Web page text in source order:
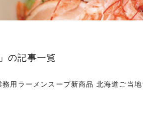
の記事一覧
務用ラーメンスープ新商品 北海道ご当